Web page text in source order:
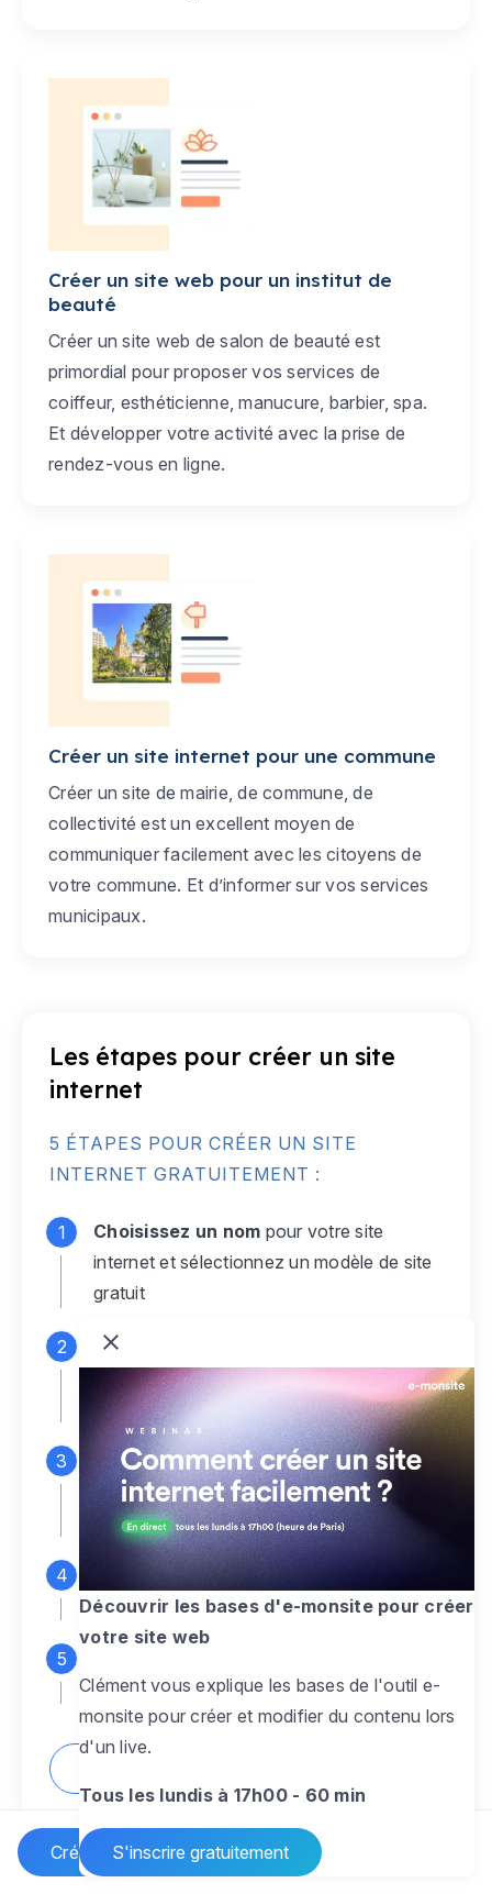
Créer un site Internet
Créer un site web pour un institut de
beauté
Créer un site web de salon de beauté est
primordial pour proposer vos services de
coiffeur, esthéticienne, manucure, barbier, spa.
Et développer votre activité avec la prise de
rendez-vous en ligne.
Créer un site internet pour une commune
Créer un site de mairie, de commune, de
collectivité est un excellent moyen de
communiquer facilement avec les citoyens de
votre commune. Et d’informer sur vos services
municipaux.
Les étapes pour créer un site
internet
5 ÉTAPES POUR CRÉER UN SITE
INTERNET GRATUITEMENT :
Choisissez un nom pour votre site
internet et sélectionnez un modèle de site
gratuit
Connectez-vous
monsite gratuit pour accéder à votre
espace d'administration
Personnalisez entièrement le
designpour créer un site web sur-mesure,
à votre image
Ajoutez des pagessans limite pour
présenter votre activité, votre passion
pour rendre votre site dynamique
Découvrir les bases d'e-monsite pour créer
votre site web
Clément vous explique les bases de l'outil e-
monsite pour créer et modifier du contenu lors
d'un live.
Tous les lundis à 17h00 - 60 min
S'inscrire gratuitement